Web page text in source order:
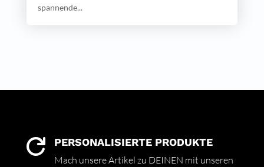
spannende...
 PERSONALISIERTE PRODUKTE
Mach unsere Artikel zu DEINEN mit unseren